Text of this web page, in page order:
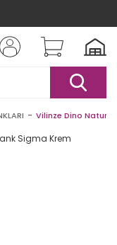
Vilinze Dino